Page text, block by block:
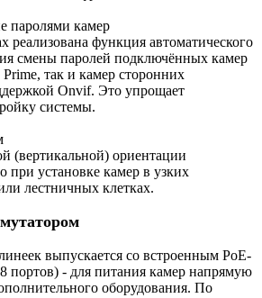
паролями камер
реализована функция автоматического
смены паролей подключённых камер
так и камер сторонних
Onvif. Это упрощает
системы.
(вертикальной) ориентации
при установке камер в узких
лестничных клетках.
выпускается со встроенным PoE-
портов) - для питания камер напрямую
оборудования. По